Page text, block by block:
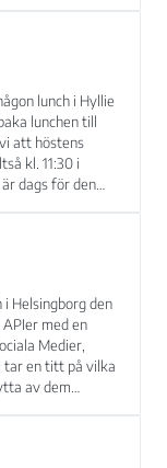
lunch i Hyllie
lunchen till
att höstens
kl. 11:30 i
dags för den…
i Helsingborg den
med en
Medier,
tar en titt på vilka
av dem…